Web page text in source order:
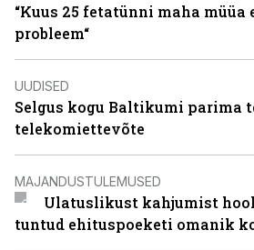
“Kuus 25 fetatünni maha müüa
probleem“
UUDISED
Selgus kogu Baltikumi parima
telekomiettevõte
MAJANDUSTULEMUSED
Ulatuslikust kahjumist
tuntud ehituspoeketi omanik